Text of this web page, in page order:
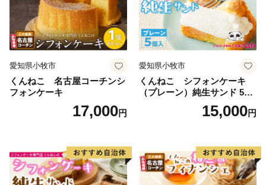
2度も日本一となったその肉質は、色鮮やかで風味が良
く「一味違う黒毛和牛」と賞されています。
全国の皆様へもっと「村上牛」を知っていただくために
「岩船米」
船産コシヒカリ」。
を育てます。甘さとつややかさは格別であり、新潟県の
３大コシヒカリのひとつであるブランド米です。2019
年産岩船産コシヒカリは、最上級の特Aの評価をされて
愛知県小牧市
くんねこ 名古屋コーチンシ
フォンケーキ
17,000円
愛知県小牧市
くんねこ シフォンケーキ
（プレーン）純生サンド 5個
15,000円